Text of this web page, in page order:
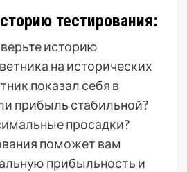
тестирования:
историю
на исторических
показал себя в
прибыль стабильной?
просадки?
поможет вам
прибыльность и